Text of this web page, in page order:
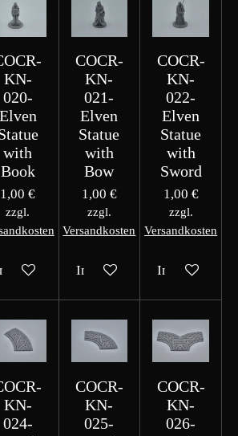
KN-
020-
Elven
with
Book
1,00 €
zzgl.
den Warenkorb
COCR-
KN-
021-
Elven
Statue
with
Bow
1,00 €
zzgl.
Versandkosten
In den Warenkorb
COCR-
KN-
022-
Elven
Statue
with
Sword
1,00 €
zzgl.
Versandkosten
In den
KN-
024-
COCR-
KN-
025-
COCR-
KN-
026-